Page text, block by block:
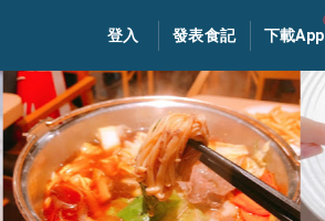
登入 發表食記 下載App